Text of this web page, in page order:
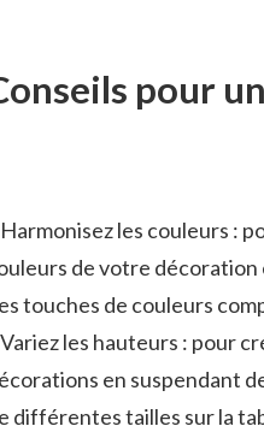
pour
les couleurs :
de votre décoration
touches de couleurs
les hauteurs : pour
en suspendant
différentes tailles sur la